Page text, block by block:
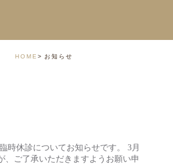
HOME お知らせ
時休診についてお知らせです。 3月
、ご了承いただきますようお願い申